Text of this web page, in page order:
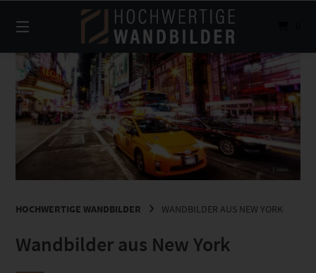
zum
Inhalt
HOCHWERTIGE WANDBILDER WANDBILDER AUS NEW YORK
Wandbilder aus New York